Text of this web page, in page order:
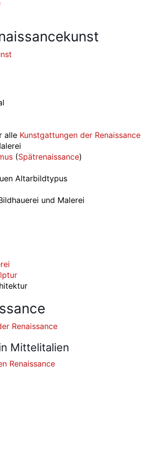
alle Kunstgattungen der Renaissance
(Spätrenaissance)
Altarbildtypus
und Malerei
Renaissance
Mittelitalien
Renaissance